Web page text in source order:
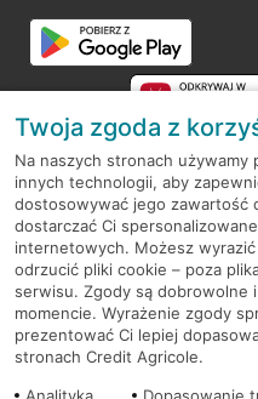
RODO
Regulamin serwisu
Mapa serwisu
PolitykaCookies
Twoja zgoda z
Na naszych stronach
innych technologii, aby
dostosowywać jego zawartość
dostarczać Ci
internetowych. Możesz
odrzucić pliki cookie – poza
serwisu. Zgody są dobrowolne
momencie. Wyrażenie zgody
prezentować Ci lepiej
stronach Credit Agricole.